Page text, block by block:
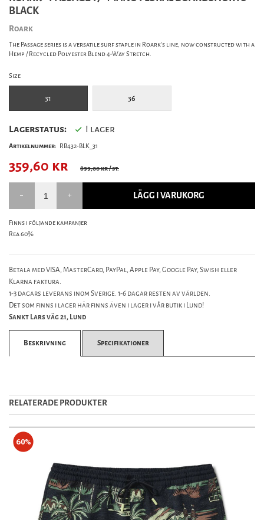
BLACK
Roark
The Passage series is a versatile surf staple in Roark's line, now constructed with a
Hemp / Recycled Polyester Blend 4-Way Stretch.
Size
31 36
Lagerstatus: I lager
Artikelnummer: RB432-BLK_31
359,60 kr 899,00 kr/ st.
LÄGG I VARUKORG
Finns i följande kampanjer
Rea 60%
Betala med VISA, MasterCard, PayPal, Apple Pay, Google Pay, Swish eller
Klarna faktura.
1-3 dagars leverans inom Sverige. 1-6 dagar resten av världen.
Det som finns i lager här finns även i lager i vår butik i Lund!
Sankt Lars väg 21, Lund
Beskrivning Specifikationer
RELATERADE PRODUKTER
60%